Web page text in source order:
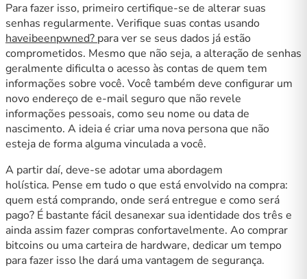
Para fazer isso, primeiro certifique-se de alterar suas
senhas regularmente. Verifique suas contas usando
haveibeenpwned? para ver se seus dados já estão
comprometidos. Mesmo que não seja, a alteração de senhas
geralmente dificulta o acesso às contas de quem tem
informações sobre você. Você também deve configurar um
novo endereço de e-mail seguro que não revele
informações pessoais, como seu nome ou data de
nascimento. A ideia é criar uma nova persona que não
esteja de forma alguma vinculada a você.
A partir daí, deve-se adotar uma abordagem
holística. Pense em tudo o que está envolvido na compra:
quem está comprando, onde será entregue e como será
pago? É bastante fácil desanexar sua identidade dos três e
ainda assim fazer compras confortavelmente. Ao comprar
bitcoins ou uma carteira de hardware, dedicar um tempo
para fazer isso lhe dará uma vantagem de segurança.